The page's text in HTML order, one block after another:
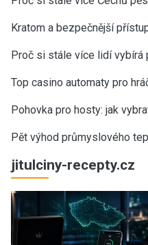
Kratom a bezpečnější
Proč si stále více lidí vybírá
Top casino automaty pro
Pohovka pro hosty: jak
Pět výhod průmyslového
jitulciny-recepty.cz